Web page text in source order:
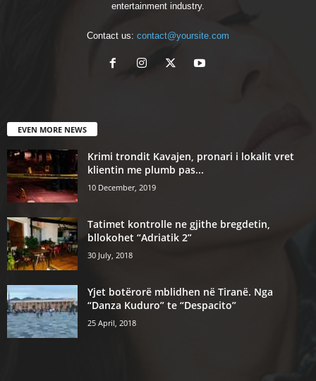
entertainment industry.
Contact us: contact@yoursite.com
EVEN MORE NEWS
Krimi trondit Kavajen, pronari i lokalit vret
klientin me plumb pas...
10 December, 2019
Tatimet kontrolle ne gjithe bregdetin,
bllokohet “Adriatik 2”
30 July, 2018
Yjet botërorë mblidhen në Tiranë. Nga
“Danza Kuduro” te “Despacito”
25 April, 2018